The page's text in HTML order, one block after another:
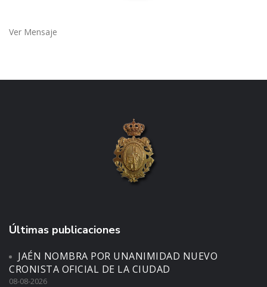
Ver Mensaje
Últimas publicaciones
JAÉN NOMBRA POR UNANIMIDAD NUEVO
CRONISTA OFICIAL DE LA CIUDAD
08-08-2026